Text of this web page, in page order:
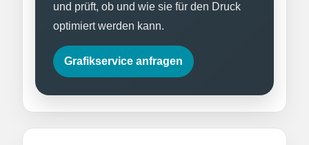
und prüft, ob und wie sie für den Druck
optimiert werden kann.
Grafikservice anfragen